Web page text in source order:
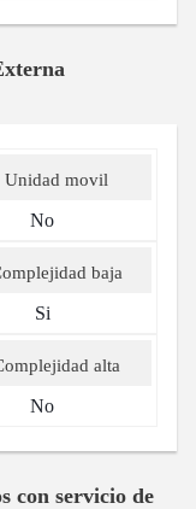
Unidad movil
No
baja
Si
alta
No
con servicio de